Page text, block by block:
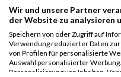
Wir und unsere Partner
der Website zu analysieren
Speichern von oder Zugriff auf
Verwendung reduzierter Daten
von Profilen für personalisierte
Auswahl personalisierter
Personalisierung von Inhalten.